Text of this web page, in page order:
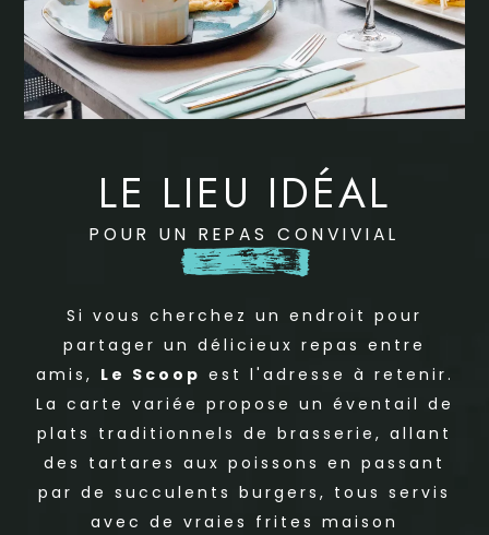
LE LIEU IDÉAL
POUR UN REPAS CONVIVIAL
Si vous cherchez un endroit pour
partager un délicieux repas entre
amis, Le Scoop est l'adresse à retenir.
La carte variée propose un éventail de
plats traditionnels de brasserie, allant
des tartares aux poissons en passant
par de succulents burgers, tous servis
avec de vraies frites maison